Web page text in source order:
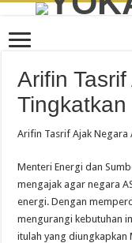
Arifin
Arifin Tasrif Ajak Negara
Menteri Energi dan
mengajak agar negara
energi. Dengan
mengurangi kebutuhan
itulah yang diungkapkan